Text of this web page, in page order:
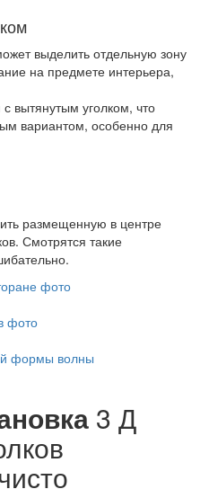
выделить отдельную зону
на предмете интерьера,
вытянутым уголком, что
вариантом, особенно для
размещенную в центре
Смотрятся такие
3 Д